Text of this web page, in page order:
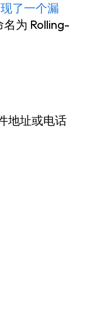
了一个漏
为 Rolling-
地址或电话